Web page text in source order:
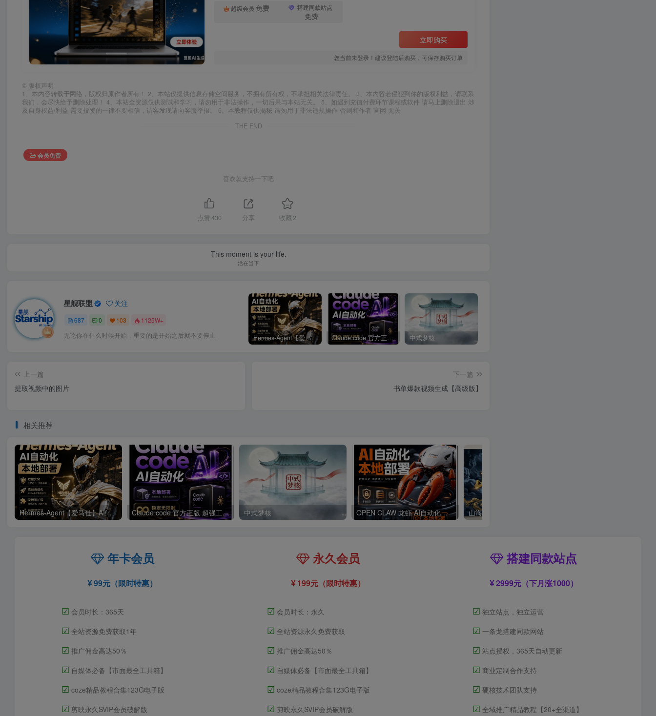
超级会员 免费 搭建同款站点
免费
立即购买
您当前未登录！建议登陆后购买，可保存购买订单
© 版权声明
1、本内容转载于网络，版权归原作者所有！ 2、本站仅提供信息存储空间服务，不拥有所有权，不承担相关法律责任。 3、本内容若侵犯到你的版权利益，请联系
我们，会尽快给予删除处理！ 4、本站全资源仅供测试和学习，请勿用于非法操作，一切后果与本站无关。 5、如遇到充值付费环节课程或软件 请马上删除退出 涉
及自身权益/利益 需要投资的一律不要相信，访客发现请向客服举报。 6、本教程仅供揭秘 请勿用于非法违规操作 否则和作者 官网 无关
THE END
会员免费
喜欢就支持一下吧
点赞 430 分享 收藏 2
This moment is your life.
活在当下
星舰联盟 关注
687 0 103 1125W+
无论你在什么时候开始，重要的是开始之后就不要停止 Hermes-Agent【爱马仕】AI自动化部署【会员免费领取安装包】 Claude code 官方正版 超强工具【会员免费领取安装包】 中式梦核
上一篇
提取视频中的图片
下一篇
书单爆款视频生成【高级版】
相关推荐
Hermes-Agent【爱马仕】AI自动化部署【会员免费领取安装包】 Claude code 官方正版 超强工具【会员免费领取安装包】 中式梦核 OPEN CLAW 龙虾 AI自动化部署【会员免费领取安装包】 山海经视频【速创剪映小助手】
年卡会员
99元（限时特惠）
☑ 会员时长：365天
☑ 全站资源免费获取1年
☑ 推广佣金高达50％
☑ 自媒体必备【市面最全工具箱】
☑ coze精品教程合集123G电子版
☑ 剪映永久SVIP会员破解版
永久会员
199元（限时特惠）
☑ 会员时长：永久
☑ 全站资源永久免费获取
☑ 推广佣金高达50％
☑ 自媒体必备【市面最全工具箱】
☑ coze精品教程合集123G电子版
☑ 剪映永久SVIP会员破解版
搭建同款站点
2999元（下月涨1000）
☑ 独立站点，独立运营
☑ 一条龙搭建同款网站
☑ 站点授权，365天自动更新
☑ 商业定制合作支持
☑ 硬核技术团队支持
☑ 全域推广精品教程【20+全渠道】